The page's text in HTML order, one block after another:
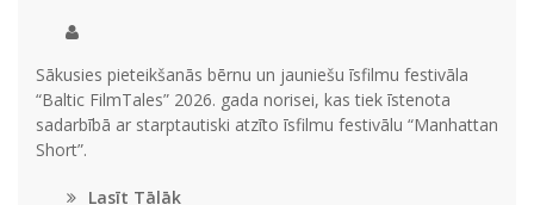
Sākusies pieteikšanās bērnu un jauniešu īsfilmu festivāla
“Baltic FilmTales” 2026. gada norisei, kas tiek īstenota
sadarbībā ar starptautiski atzīto īsfilmu festivālu “Manhattan
Short”.
Lasīt Tālāk